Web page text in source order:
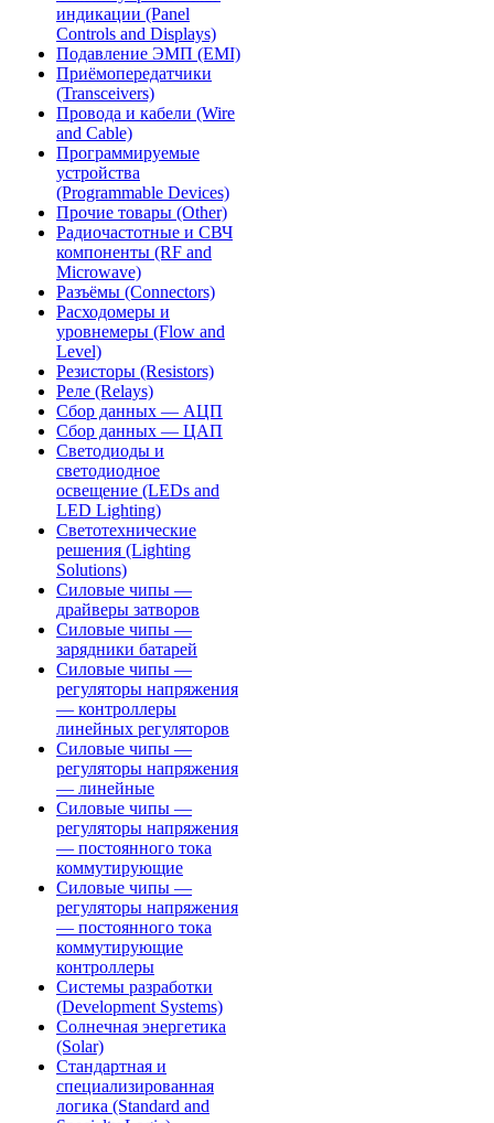
индикации (Panel
Controls and Displays)
Подавление ЭМП (EMI)
Приёмопередатчики
(Transceivers)
Провода и кабели (Wire
and Cable)
Программируемые
устройства
(Programmable Devices)
Прочие товары (Other)
Радиочастотные и СВЧ
компоненты (RF and
Microwave)
Разъёмы (Connectors)
Расходомеры и
уровнемеры (Flow and
Level)
Резисторы (Resistors)
Реле (Relays)
Сбор данных — АЦП
Сбор данных — ЦАП
Светодиоды и
светодиодное
освещение (LEDs and
LED Lighting)
Светотехнические
решения (Lighting
Solutions)
Силовые чипы —
драйверы затворов
Силовые чипы —
зарядники батарей
Силовые чипы —
регуляторы напряжения
— контроллеры
линейных регуляторов
Силовые чипы —
регуляторы напряжения
— линейные
Силовые чипы —
регуляторы напряжения
— постоянного тока
коммутирующие
Силовые чипы —
регуляторы напряжения
— постоянного тока
коммутирующие
контроллеры
Системы разработки
(Development Systems)
Солнечная энергетика
(Solar)
Стандартная и
специализированная
логика (Standard and